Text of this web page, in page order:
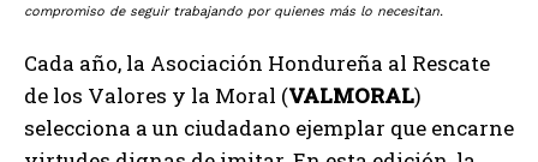
compromiso de seguir trabajando por quienes más lo necesitan.
Cada año, la Asociación Hondureña al Rescate
de los Valores y la Moral (VALMORAL)
selecciona a un ciudadano ejemplar que encarne